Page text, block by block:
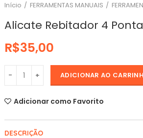
Início FERRAMENTAS MANUAIS
Alicate Rebitador 4
R$
ADICIONAR AO
Adicionar como Favorito
DESCRIÇÃO